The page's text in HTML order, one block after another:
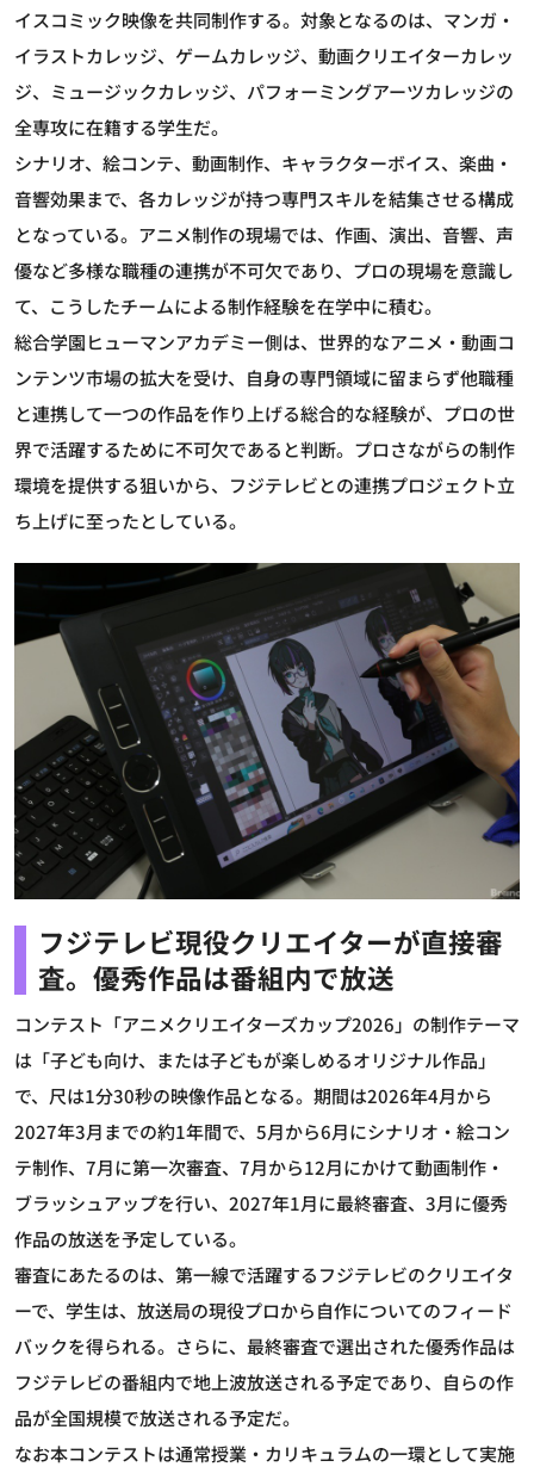
イスコミック映像を共同制作する。対象となるのは、マンガ・
イラストカレッジ、ゲームカレッジ、動画クリエイターカレッ
ジ、ミュージックカレッジ、パフォーミングアーツカレッジの
全専攻に在籍する学生だ。
シナリオ、絵コンテ、動画制作、キャラクターボイス、楽曲・
音響効果まで、各カレッジが持つ専門スキルを結集させる構成
となっている。アニメ制作の現場では、作画、演出、音響、声
優など多様な職種の連携が不可欠であり、プロの現場を意識し
て、こうしたチームによる制作経験を在学中に積む。
総合学園ヒューマンアカデミー側は、世界的なアニメ・動画コ
ンテンツ市場の拡大を受け、自身の専門領域に留まらず他職種
と連携して一つの作品を作り上げる総合的な経験が、プロの世
界で活躍するために不可欠であると判断。プロさながらの制作
環境を提供する狙いから、フジテレビとの連携プロジェクト立
ち上げに至ったとしている。
フジテレビ現役クリエイターが直接審
査。優秀作品は番組内で放送
コンテスト「アニメクリエイターズカップ2026」の制作テーマ
は「子ども向け、または子どもが楽しめるオリジナル作品」
で、尺は1分30秒の映像作品となる。期間は2026年4月から
2027年3月までの約1年間で、5月から6月にシナリオ・絵コン
テ制作、7月に第一次審査、7月から12月にかけて動画制作・
ブラッシュアップを行い、2027年1月に最終審査、3月に優秀
作品の放送を予定している。
審査にあたるのは、第一線で活躍するフジテレビのクリエイタ
ーで、学生は、放送局の現役プロから自作についてのフィード
バックを得られる。さらに、最終審査で選出された優秀作品は
フジテレビの番組内で地上波放送される予定であり、自らの作
品が全国規模で放送される予定だ。
なお本コンテストは通常授業・カリキュラムの一環として実施